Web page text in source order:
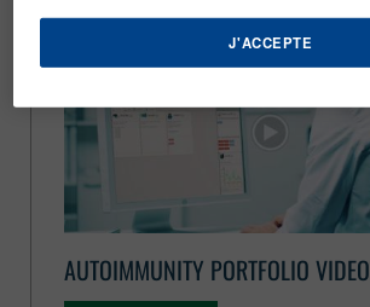
AUTOIMMUNITY PORTFOLIO VIDEO
J'ACCEPTE